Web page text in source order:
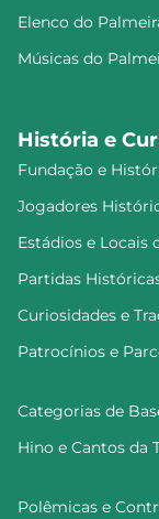
Elenco do
Músicas do
História e
Fundação e
Jogadores
Estádios e Locais
Partidas
Curiosidades e
Patrocínios e
Categorias de
Hino e Cantos da
Polêmicas e